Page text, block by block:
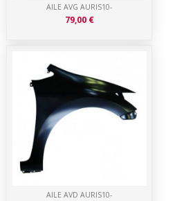
AILE AVD AURIS10-
AILE AVG AURIS10-
79,00 €